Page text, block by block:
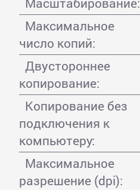
Максимальное
число копий:
Двустороннее
копирование:
Копирование без
подключения к
компьютеру:
Максимальное
разрешение (dpi):